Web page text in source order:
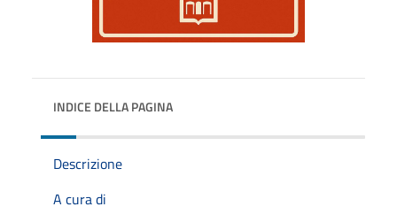
INDICE DELLA PAGINA
Descrizione
A cura di